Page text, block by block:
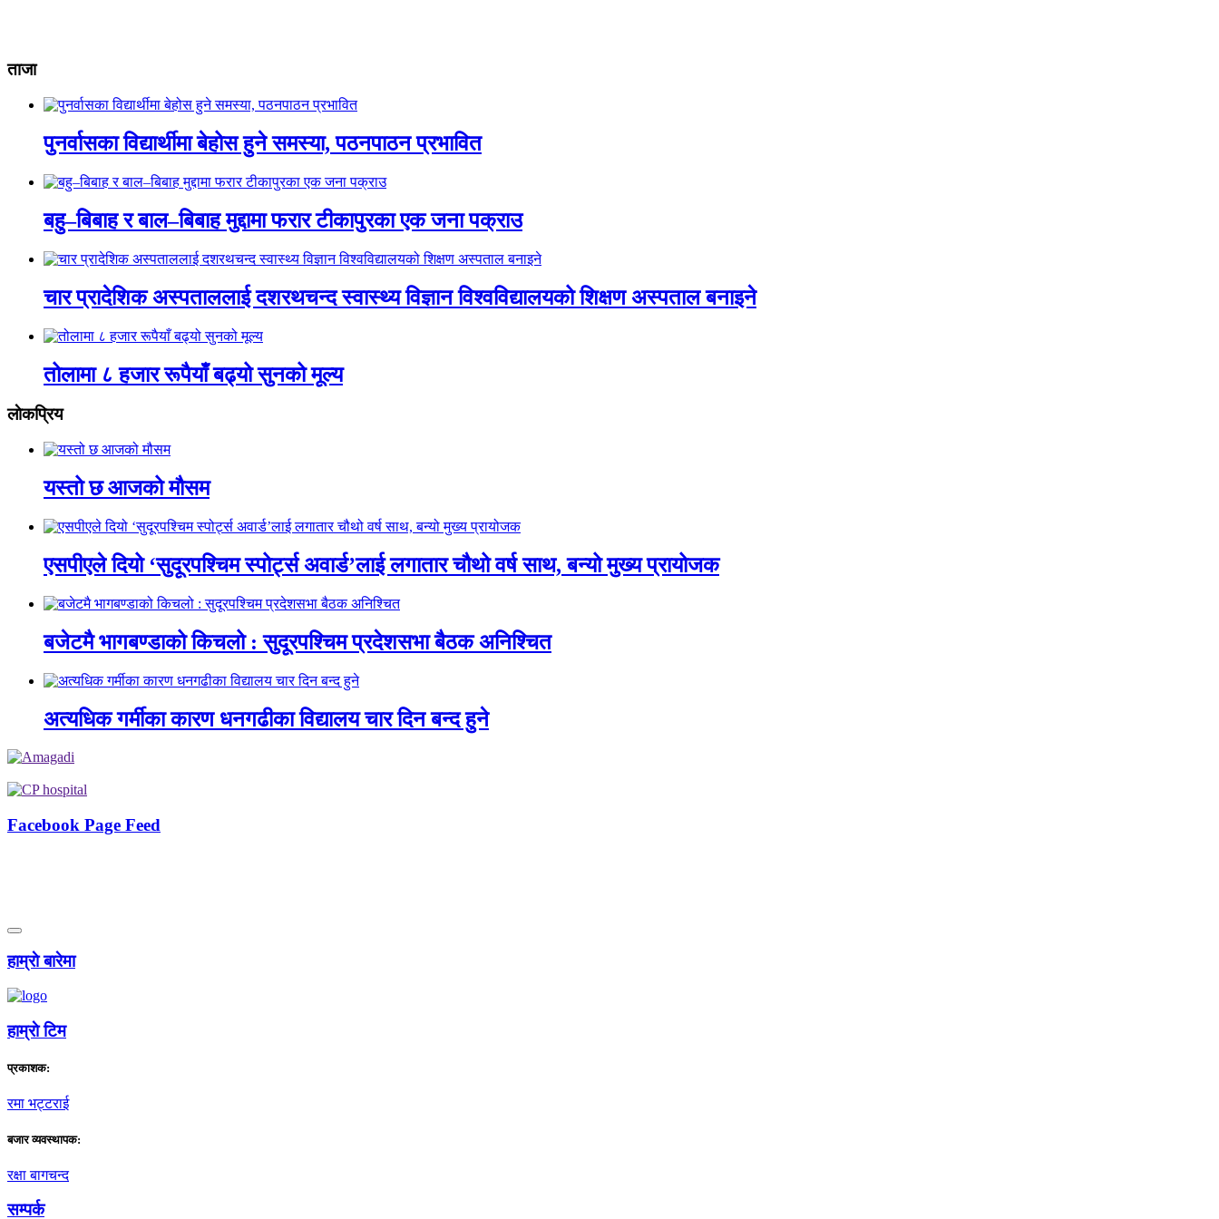
ताजा
पुनर्वासका विद्यार्थीमा बेहोस हुने समस्या, पठनपाठन प्रभावित
बहु–बिबाह र बाल–बिबाह मुद्दामा फरार टीकापुरका एक जना पक्राउ
चार प्रादेशिक अस्पताललाई दशरथचन्द स्वास्थ्य विज्ञान विश्वविद्यालयको शिक्षण अस्पताल बनाइने
तोलामा ८ हजार रूपैयाँ बढ्यो सुनको मूल्य
लाेकप्रिय
यस्तो छ आजको मौसम
एसपीएले दियो ‘सुदूरपश्चिम स्पोर्ट्स अवार्ड’लाई लगातार चौथो वर्ष साथ, बन्यो मुख्य प्रायोजक
बजेटमै भागबण्डाको किचलो : सुदूरपश्चिम प्रदेशसभा बैठक अनिश्चित
अत्यधिक गर्मीका कारण धनगढीका विद्यालय चार दिन बन्द हुने
Facebook Page Feed
हाम्राे बारेमा
हाम्राे टिम
प्रकाशक:
रमा भट्टराई
बजार व्यवस्थापक:
रक्षा बागचन्द
सम्पर्क